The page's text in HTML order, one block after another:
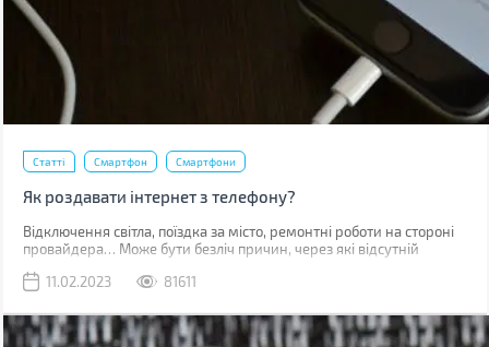
Статті Смартфон Смартфони
Як роздавати інтернет з телефону?
Відключення світла, поїздка за місто, ремонтні роботи на стороні
провайдера… Може бути безліч причин, через які відсутній
мобільна мережа, звичайно, якщо ви знаходитесь у зоні її
11.02.2023 81611